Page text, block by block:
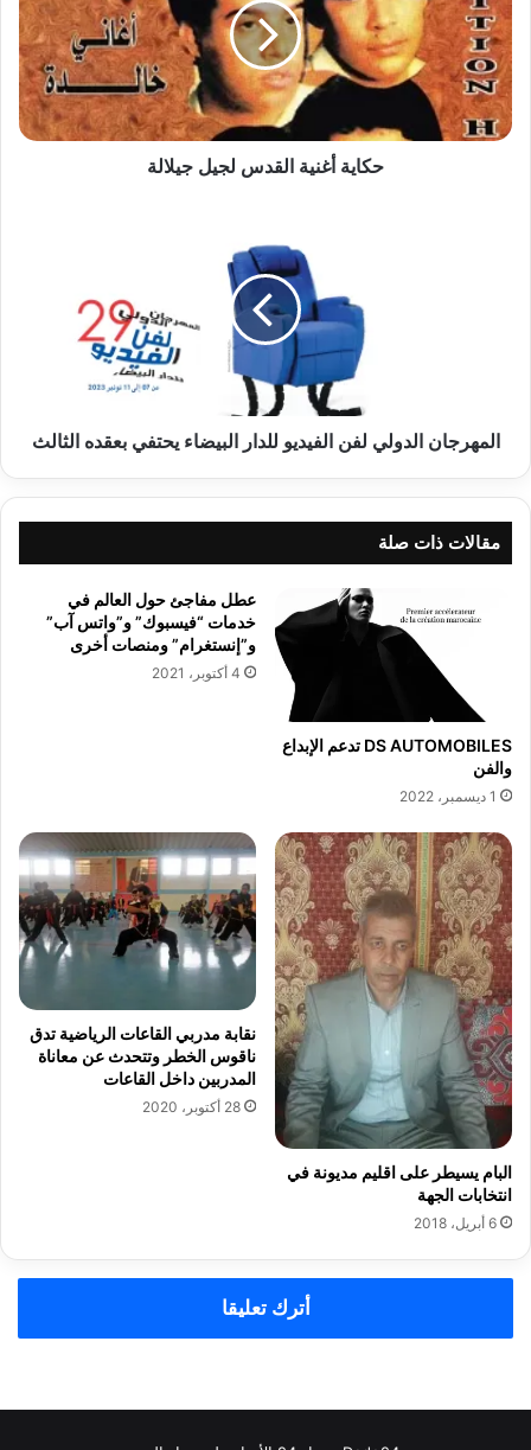
لجيل
جيلالة
حكاية أغنية القدس لجيل جيلالة
المهرجان الدولي لفن الفيديو للدار البيضاء يحتفي بعقده الثالث
مقالات ذات صلة
DS AUTOMOBILES تدعم الإبداع
والفن
1 ديسمبر، 2022
عطل مفاجئ حول العالم في
خدمات “فيسبوك” و”واتس آب”
و”إنستغرام” ومنصات أخرى
4 أكتوبر، 2021
البام يسيطر على اقليم مديونة في
انتخابات الجهة
6 أبريل، 2018
نقابة مدربي القاعات الرياضية تدق
ناقوس الخطر وتتحدث عن معاناة
المدربين داخل القاعات
28 أكتوبر، 2020
أترك تعليقا